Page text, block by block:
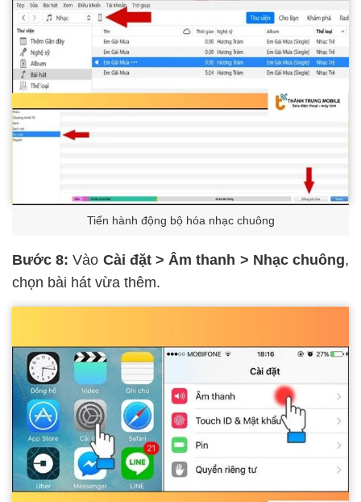
Tiến hành động bộ hóa nhạc chuông
Bước 8:Vào Cài đặt > Âm thanh > Nhạc chuông,
chọn bài hát vừa thêm.